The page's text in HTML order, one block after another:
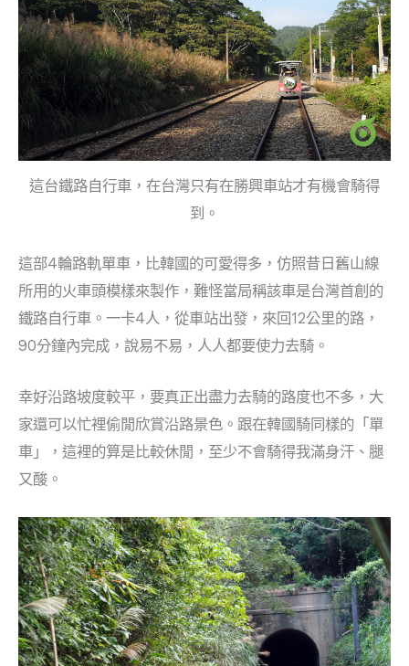
這台鐵路自行車，在台灣只有在勝興車站才有機會騎得
到。
這部4輪路軌單車，比韓國的可愛得多，仿照昔日舊山線
所用的火車頭模樣來製作，難怪當局稱該車是台灣首創的
鐵路自行車。一卡4人，從車站出發，來回12公里的路，
90分鐘內完成，說易不易，人人都要使力去騎。
幸好沿路坡度較平，要真正出盡力去騎的路度也不多，大
家還可以忙裡偷閒欣賞沿路景色。跟在韓國騎同樣的「單
車」，這裡的算是比較休閒，至少不會騎得我滿身汗、腿
又酸。